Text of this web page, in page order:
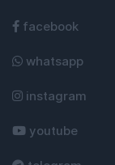
facebook
whatsapp
instagram
youtube